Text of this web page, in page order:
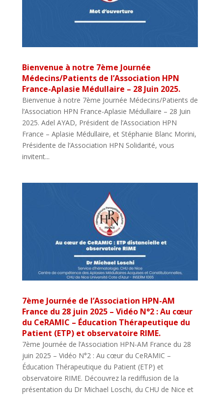
Bienvenue à notre 7ème Journée
Médecins/Patients de l’Association HPN
France-Aplasie Médullaire – 28 Juin 2025.
Bienvenue à notre 7ème Journée Médecins/Patients de
l’Association HPN France-Aplasie Médullaire – 28 Juin
2025. Adel AYAD, Président de l’Association HPN
France – Aplasie Médullaire, et Stéphanie Blanc Morini,
Présidente de l’Association HPN Solidarité, vous
invitent...
7ème Journée de l’Association HPN-AM
France du 28 juin 2025 – Vidéo N°2 : Au cœur
du CeRAMIC – Éducation Thérapeutique du
Patient (ETP) et observatoire RIME.
7ème Journée de l’Association HPN-AM France du 28
juin 2025 – Vidéo N°2 : Au cœur du CeRAMIC –
Éducation Thérapeutique du Patient (ETP) et
observatoire RIME. Découvrez la rediffusion de la
présentation du Dr Michael Loschi, du CHU de Nice et